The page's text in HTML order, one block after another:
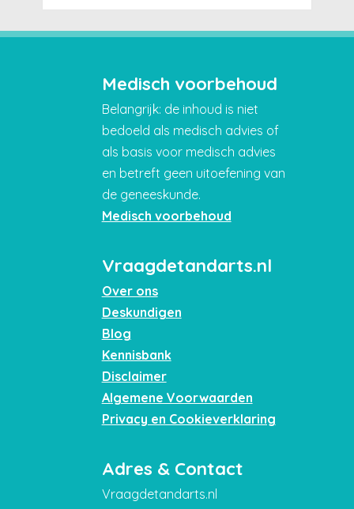
Medisch voorbehoud
Belangrijk: de inhoud is niet
bedoeld als medisch advies of
als basis voor medisch advies
en betreft geen uitoefening van
de geneeskunde.
Medisch voorbehoud
Vraagdetandarts.nl
Over ons
Deskundigen
Blog
Kennisbank
Disclaimer
Algemene Voorwaarden
Privacy en Cookieverklaring
Adres & Contact
Vraagdetandarts.nl